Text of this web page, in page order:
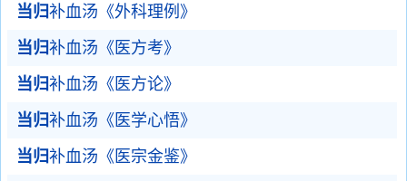
当归补血汤《外科理例》
当归补血汤《医方考》
当归补血汤《医方论》
当归补血汤《医学心悟》
当归补血汤《医宗金鉴》